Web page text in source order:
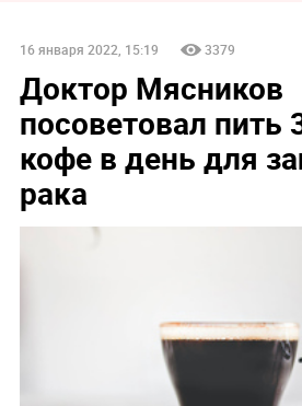
16 января 2022, 15:19 3379
Доктор Мясников
посоветовал пить
кофе в день для
рака